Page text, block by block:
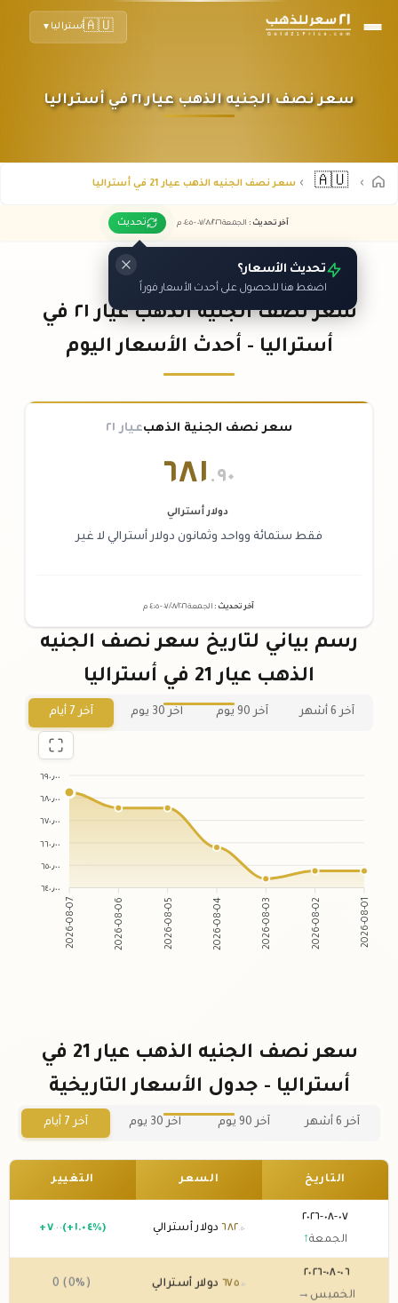
🇦🇺أستراليا ▼
سعر نصف الجنيه الذهب عيار ٢١ في أستراليا
🇦🇺 سعر نصف الجنيه الذهب عيار 21 في أستراليا
آخر تحديث : الجمعة ٠٧ /٠٨/٢٠٢٦ - ٠٤:٠٥ م تحديث
تحديث الأسعار؟
اضغط هنا للحصول على أحدث الأسعار فوراً
سعر نصف الجنيه الذهب عيار ٢١ في
أستراليا - أحدث الأسعار اليوم
سعر نصف الجنية الذهبعيار ٢١
٦٨١ .٩٠
دولار أسترالي
فقط ستمائة وواحد وثمانون دولار أسترالي لا غير
آخر تحديث : الجمعة ٠٧ /٠٨/٢٠٢٦ - ٠٤:٠٥ م
رسم بياني لتاريخ سعر نصف الجنيه
الذهب عيار 21 في أستراليا
آخر 6 أشهر آخر 90 يوم آخر 30 يوم آخر 7 أيام
٦٩٠٫٠٠
٦٨٠٫٠٠
٦٧٠٫٠٠
٦٦٠٫٠٠
٦٥٠٫٠٠
٦٤٠٫٠٠
2026-08-07 2026-08-06 2026-08-05 2026-08-04 2026-08-03 2026-08-02 2026-08-01
سعر نصف الجنيه الذهب عيار 21 في
أستراليا - جدول الأسعار التاريخية
آخر 6 أشهر آخر 90 يوم آخر 30 يوم آخر 7 أيام
التاريخ السعر التغيير
٠٧-٠٨-٢٠٢٦
الجمعة↑
٦٨٢.٥٠ دولار أسترالي +٧ .٠٠ (+١.٠٤%)
٠٦-٠٨-٢٠٢٦
الخميس →
٦٧٥ .٥٠ دولار أسترالي 0 (0%)